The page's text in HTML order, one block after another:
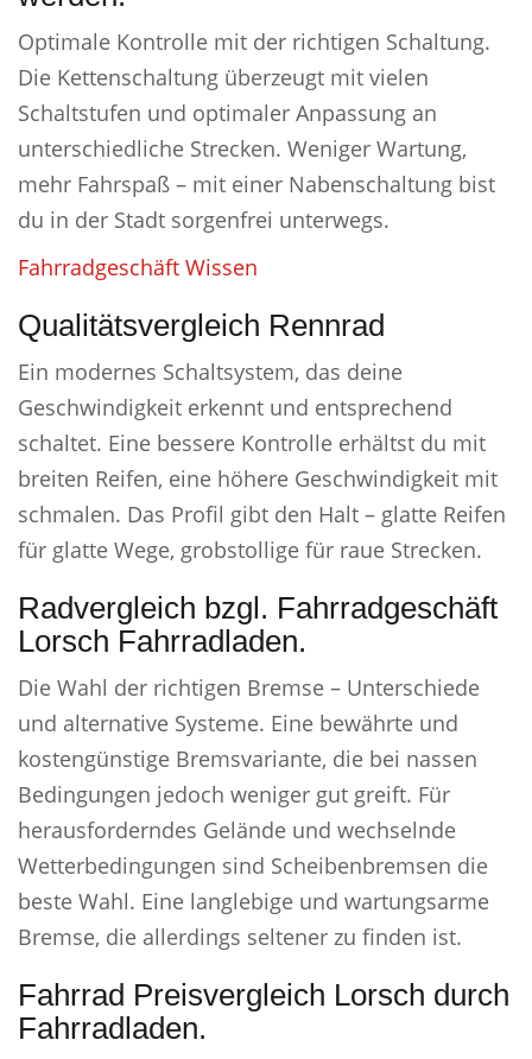
Optimale Kontrolle mit der richtigen Schaltung.
Die Kettenschaltung überzeugt mit vielen
Schaltstufen und optimaler Anpassung an
unterschiedliche Strecken. Weniger Wartung,
mehr Fahrspaß – mit einer Nabenschaltung bist
du in der Stadt sorgenfrei unterwegs.
Fahrradgeschäft Wissen
Qualitätsvergleich Rennrad
Ein modernes Schaltsystem, das deine
Geschwindigkeit erkennt und entsprechend
schaltet. Eine bessere Kontrolle erhältst du mit
breiten Reifen, eine höhere Geschwindigkeit mit
schmalen. Das Profil gibt den Halt – glatte Reifen
für glatte Wege, grobstollige für raue Strecken.
Radvergleich bzgl. Fahrradgeschäft
Lorsch Fahrradladen.
Die Wahl der richtigen Bremse – Unterschiede
und alternative Systeme. Eine bewährte und
kostengünstige Bremsvariante, die bei nassen
Bedingungen jedoch weniger gut greift. Für
herausforderndes Gelände und wechselnde
Wetterbedingungen sind Scheibenbremsen die
beste Wahl. Eine langlebige und wartungsarme
Bremse, die allerdings seltener zu finden ist.
Fahrrad Preisvergleich Lorsch durch
Fahrradladen.